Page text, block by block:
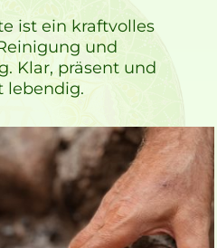
ist ein kraftvolles
und
Klar, präsent und
lebendig.